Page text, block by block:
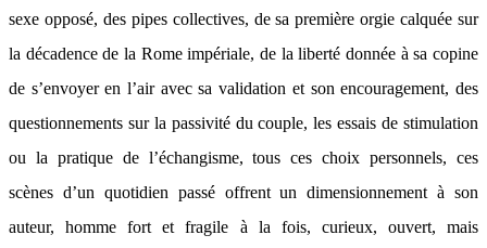
sexe opposé, des pipes collectives, de sa première orgie calquée sur
la décadence de la Rome impériale, de la liberté donnée à sa copine
de s’envoyer en l’air avec sa validation et son encouragement, des
questionnements sur la passivité du couple, les essais de stimulation
ou la pratique de l’échangisme, tous ces choix personnels, ces
scènes d’un quotidien passé offrent un dimensionnement à son
auteur, homme fort et fragile à la fois, curieux, ouvert, mais